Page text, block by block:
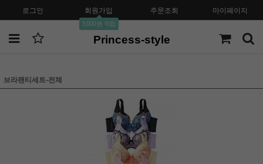
로그인 회원가입
3,000원 적립
주문조회 마이페이지
Princess-style
브라팬티세트-전체